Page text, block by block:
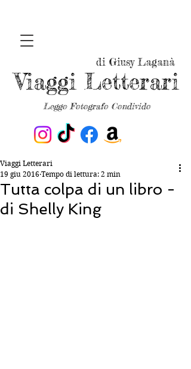
Leggo Fotografo Condivido
Viaggi Letterari
di Giusy Laganà
Tutta colpa di un libro -
di Shelly King
Viaggi Letterari
19 giu 2016 Tempo di lettura: 2 min